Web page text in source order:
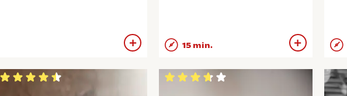
15 min.